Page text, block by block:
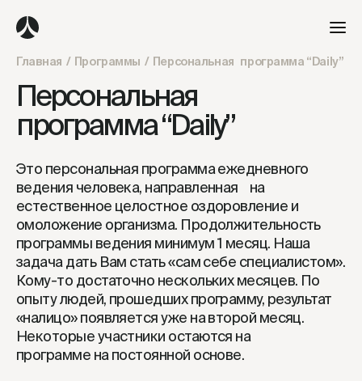
Главная / Программы / Персональная программа “Daily”
Персональная
программа “Daily”
Это персональная программа ежедневного
ведения человека, направленная
на
естественное целостное оздоровление и
омоложение организма. Продолжительность
программы ведения минимум 1 месяц. Наша
задача дать Вам стать «сам себе специалистом».
Кому-то достаточно нескольких месяцев. По
опытулюдей, прошедших программу, результат
«налицо» появляется уже на второй месяц.
Некоторые участники остаются на
программе на постоянной основе.